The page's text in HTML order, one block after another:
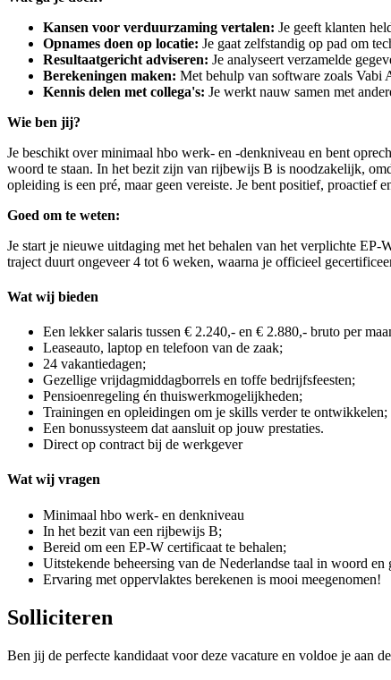
Kansen voor verduurzaming vertalen: Je geeft klanten
Opnames doen op locatie: Je gaat zelfstandig op pad om
Resultaatgericht adviseren: Je analyseert verzamelde
Berekeningen maken: Met behulp van software zoals Vabi
Kennis delen met collega's: Je werkt nauw samen met
Wie ben jij?
Je beschikt over minimaal hbo werk- en -denkniveau en bent
woord te staan. In het bezit zijn van rijbewijs B is noodzakelijk,
opleiding is een pré, maar geen vereiste. Je bent positief, proactief
Goed om te weten:
Je start je nieuwe uitdaging met het behalen van het verplichte
traject duurt ongeveer 4 tot 6 weken, waarna je officieel
Wat wij bieden
Een lekker salaris tussen € 2.240,- en € 2.880,- bruto per
Leaseauto, laptop en telefoon van de zaak;
24 vakantiedagen;
Gezellige vrijdagmiddagborrels en toffe bedrijfsfeesten;
Pensioenregeling én thuiswerkmogelijkheden;
Trainingen en opleidingen om je skills verder te ontwikkelen;
Een bonussysteem dat aansluit op jouw prestaties.
Direct op contract bij de werkgever
Wat wij vragen
Minimaal hbo werk- en denkniveau
In het bezit van een rijbewijs B;
Bereid om een EP-W certificaat te behalen;
Uitstekende beheersing van de Nederlandse taal in woord en
Ervaring met oppervlaktes berekenen is mooi meegenomen!
Solliciteren
Ben jij de perfecte kandidaat voor deze vacature en voldoe je aan